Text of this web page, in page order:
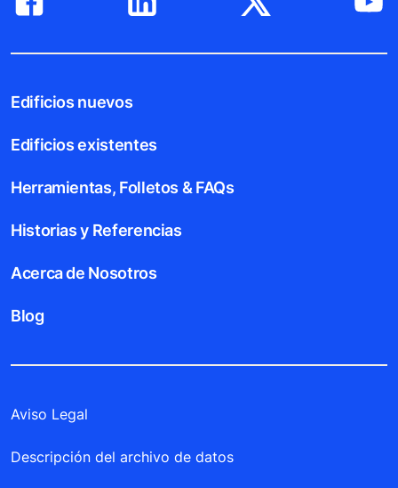
Edificios nuevos
Edificios existentes
Herramientas, Folletos & FAQs
Historias y Referencias
Acerca de Nosotros
Blog
Aviso Legal
Descripción del archivo de datos